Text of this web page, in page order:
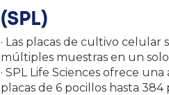
(SPL)
· Las placas de cultivo
múltiples muestras en un
· SPL Life Sciences ofrece
placas de 6 pocillos hasta